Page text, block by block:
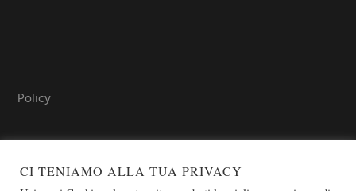
Policy
CI TENIAMO ALLA TUA PRIVACY